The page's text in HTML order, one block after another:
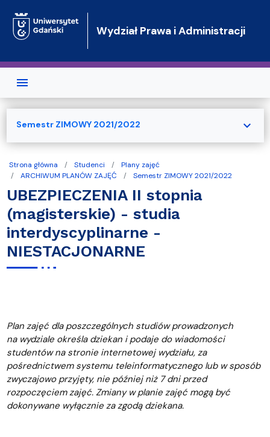
Wydział Prawa i Administracji
Strona główna Studenci
Plany zajęć
ARCHIWUM PLANÓW ZAJĘĆ
Semestr ZIMOWY 2021/2022
UBEZPIECZENIA II stopnia
(magisterskie) - studia
interdyscyplinarne -
NIESTACJONARNE
Plan zajęć dla poszczególnych studiów prowadzonych
na wydziale określa dziekan i podaje do wiadomości
studentów na stronie internetowej wydziału, za
pośrednictwem systemu teleinformatycznego lub w sposób
zwyczajowo przyjęty, nie później niż 7 dni przed
rozpoczęciem zajęć. Zmiany w planie zajęć mogą być
dokonywane wyłącznie za zgodą dziekana.
Semestr ZIMOWY 2021/2022 expand_more